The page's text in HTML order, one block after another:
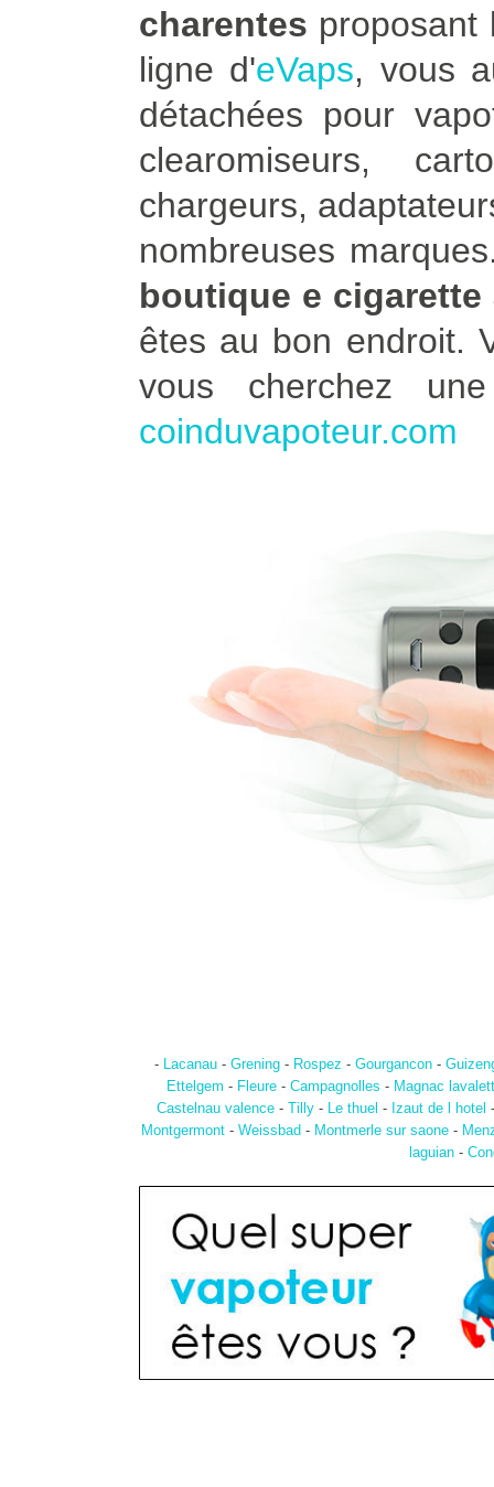
charentes proposant
ligne d'eVaps, vous
détachées pour
clearomiseurs,
chargeurs,
nombreuses
boutique e cigarette
êtes au bon endroit.
vous cherchez
coinduvapoteur.com
- Lacanau- Grening- Rospez - Gourgancon-
Ettelgem - Fleure - Campagnolles - Magnac
Castelnau valence- Tilly- Le thuel - Izaut de l hotel
Montgermont- Weissbad - Montmerle sur saone-
laguian -